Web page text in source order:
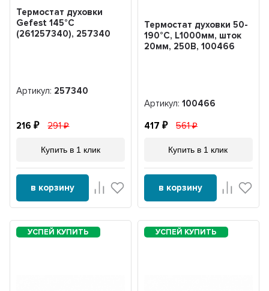
Термостат духовки
Gefest 145°С
(261257340), 257340
Артикул: 257340
216 291
Купить в 1 клик
в корзину
Термостат духовки 50-
190°С, L1000мм, шток
20мм, 250В, 100466
Артикул: 100466
417 561
Купить в 1 клик
в корзину